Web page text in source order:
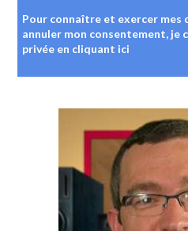
Pour connaître et exercer
annuler mon consentement, je
privée en cliquant ici